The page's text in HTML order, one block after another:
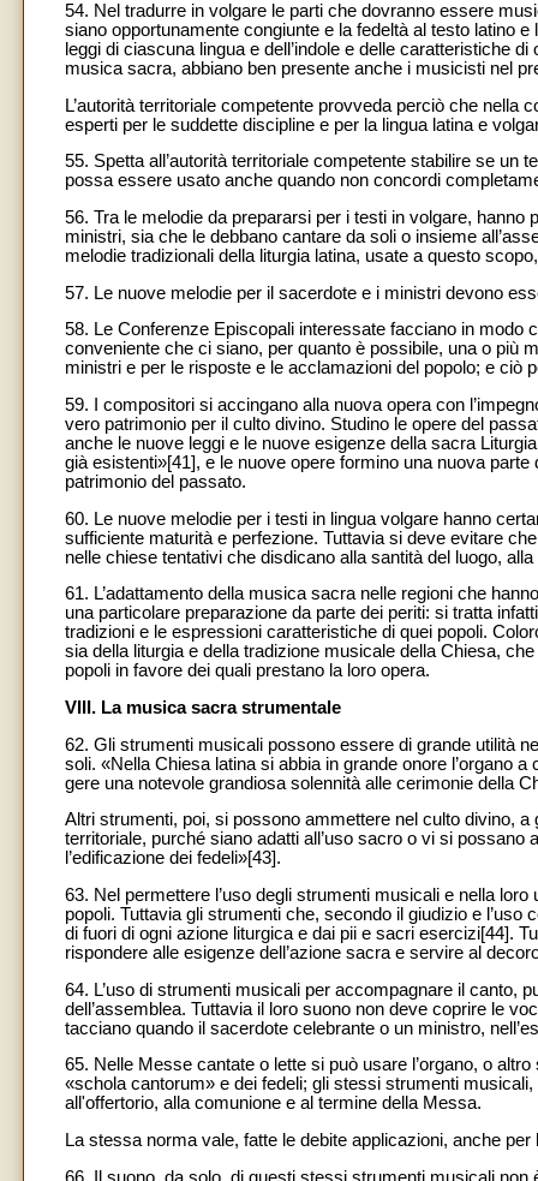
54. Nel tradurre in volgare le parti che dovranno essere
siano opportunamente congiunte e la fedeltà al testo latino
leggi di ciascuna lingua e dell’indole e delle caratteristiche
musica sacra, abbiano ben presente anche i musicisti nel
L’autorità territoriale competente provveda perciò che
esperti per le suddette discipline e per la lingua latina e
55. Spetta all’autorità territoriale competente stabilire se un
possa essere usato anche quando non concordi
56. Tra le melodie da prepararsi per i testi in volgare,
ministri, sia che le debbano cantare da soli o insieme
melodie tradizionali della liturgia latina, usate a questo
57. Le nuove melodie per il sacerdote e i ministri devono
58. Le Conferenze Episcopali interessate facciano in modo
conveniente che ci siano, per quanto è possibile, una o più
ministri e per le risposte e le acclamazioni del popolo; e ciò
59. I compositori si accingano alla nuova opera con
vero patrimonio per il culto divino. Studino le opere del
anche le nuove leggi e le nuove esigenze della sacra
già esistenti»[41], e le nuove opere formino una nuova
patrimonio del passato.
60. Le nuove melodie per i testi in lingua volgare hanno
sufficiente maturità e perfezione. Tuttavia si deve evitare
nelle chiese tentativi che disdicano alla santità del luogo,
61. L’adattamento della musica sacra nelle regioni che
una particolare preparazione da parte dei periti: si tratta
tradizioni e le espressioni caratteristiche di quei popoli.
sia della liturgia e della tradizione musicale della Chiesa,
popoli in favore dei quali prestano la loro opera.
VIII. La musica sacra strumentale
62. Gli strumenti musicali possono essere di grande utilità
soli. «Nella Chiesa latina si abbia in grande onore l’organo
gere una notevole grandiosa solennità alle cerimonie della
Altri strumenti, poi, si possono ammettere nel culto divino,
territoriale, purché siano adatti all’uso sacro o vi si
l’edificazione dei fedeli»[43].
63. Nel permettere l’uso degli strumenti musicali e nella
popoli. Tuttavia gli strumenti che, secondo il giudizio e
di fuori di ogni azione liturgica e dai pii e sacri esercizi[44].
rispondere alle esigenze dell’azione sacra e servire al
64. L’uso di strumenti musicali per accompagnare il canto,
dell’assemblea. Tuttavia il loro suono non deve coprire le
tacciano quando il sacerdote celebrante o un ministro,
65. Nelle Messe cantate o lette si può usare l’organo, o
«schola cantorum» e dei fedeli; gli stessi strumenti
all'offertorio, alla comunione e al termine della Messa.
La stessa norma vale, fatte le debite applicazioni, anche
66. Il suono, da solo, di questi stessi strumenti musicali